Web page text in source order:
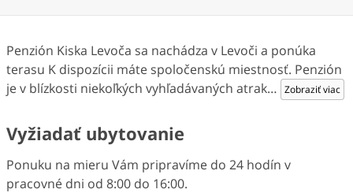
Penzión Kiska Levoča sa nachádza v Levoči a ponúka
terasu K dispozícii máte spoločenskú miestnosť. Penzión
je v blízkosti niekoľkých vyhľadávaných atrak… Zobraziť viac
Vyžiadať ubytovanie
Ponuku na mieru Vám pripravíme do 24 hodín v
pracovné dni od 8:00 do 16:00.